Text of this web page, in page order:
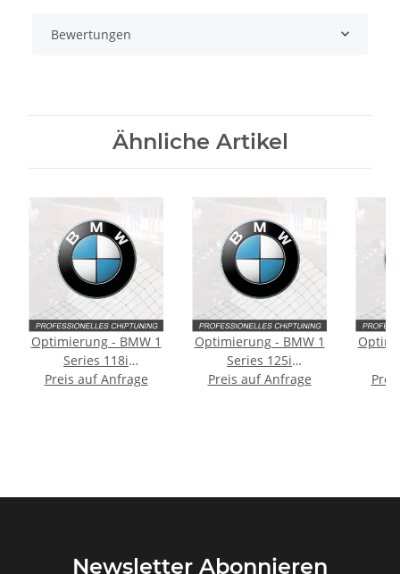
Bewertungen
Ähnliche Artikel
Optimierung - BMW 1
Series 118i
Typ:F20/F21 170PS
Preis auf Anfrage
Optimierung - BMW 1
Series 125i
Typ:F20/F21 218PS
Preis auf Anfrage
Newsletter Abonnieren